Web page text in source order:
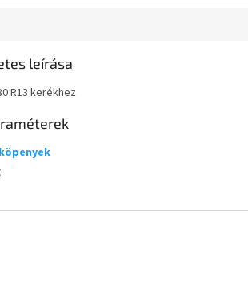
leírása
R13 kerékhez